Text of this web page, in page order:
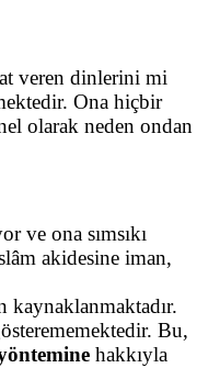
veren dinlerini mi
Ona hiçbir
olarak neden ondan
ve ona sımsıkı
akidesine iman,
kaynaklanmaktadır.
Bu,
hakkıyla